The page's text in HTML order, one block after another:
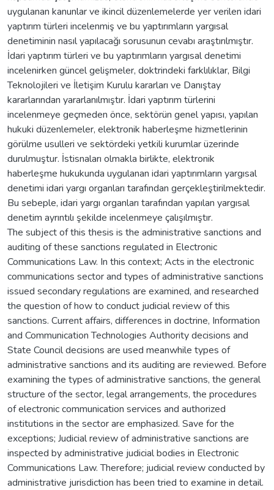
uygulanan kanunlar ve ikincil düzenlemelerde yer verilen idari
yaptırım türleri incelenmiş ve bu yaptırımların yargısal
denetiminin nasıl yapılacağı sorusunun cevabı araştırılmıştır.
İdari yaptırım türleri ve bu yaptırımların yargısal denetimi
incelenirken güncel gelişmeler, doktrindeki farklılıklar, Bilgi
Teknolojileri ve İletişim Kurulu kararları ve Danıştay
kararlarından yararlanılmıştır. İdari yaptırım türlerini
incelenmeye geçmeden önce, sektörün genel yapısı, yapılan
hukuki düzenlemeler, elektronik haberleşme hizmetlerinin
görülme usulleri ve sektördeki yetkili kurumlar üzerinde
durulmuştur. İstisnaları olmakla birlikte, elektronik
haberleşme hukukunda uygulanan idari yaptırımların yargısal
denetimi idari yargı organları tarafından gerçekleştirilmektedir.
Bu sebeple, idari yargı organları tarafından yapılan yargısal
denetim ayrıntılı şekilde incelenmeye çalışılmıştır.
The subject of this thesis is the administrative sanctions and
auditing of these sanctions regulated in Electronic
Communications Law. In this context; Acts in the electronic
communications sector and types of administrative sanctions
issued secondary regulations are examined, and researched
the question of how to conduct judicial review of this
sanctions. Current affairs, differences in doctrine, Information
and Communication Technologies Authority decisions and
State Council decisions are used meanwhile types of
administrative sanctions and its auditing are reviewed. Before
examining the types of administrative sanctions, the general
structure of the sector, legal arrangements, the procedures
of electronic communication services and authorized
institutions in the sector are emphasized. Save for the
exceptions; Judicial review of administrative sanctions are
inspected by administrative judicial bodies in Electronic
Communications Law. Therefore; judicial review conducted by
administrative jurisdiction has been tried to examine in detail.